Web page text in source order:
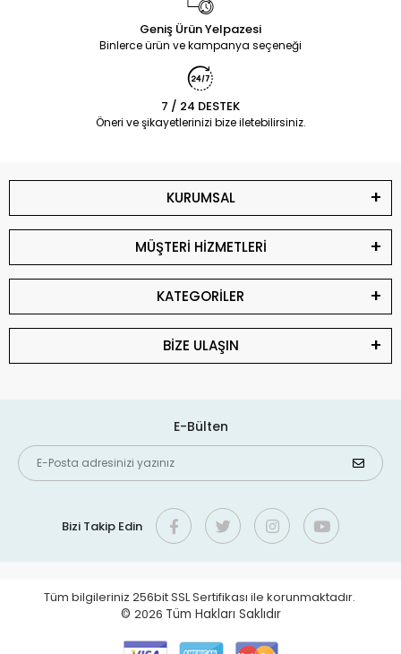
Geniş Ürün Yelpazesi
Binlerce ürün ve kampanya seçeneği
7 / 24 DESTEK
Öneri ve şikayetlerinizi bize iletebilirsiniz.
KURUMSAL
MÜŞTERİ HİZMETLERİ
KATEGORİLER
BİZE ULAŞIN
E-Bülten
Bizi Takip Edin
Tüm bilgileriniz 256bit SSL Sertifikası ile korunmaktadır.
© 2026 Tüm Hakları Saklıdır